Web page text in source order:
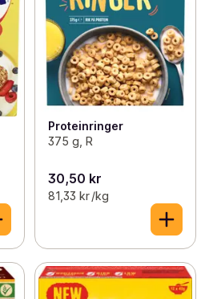
Proteinringer
375 g, R
30,50 kr
81,33 kr /kg